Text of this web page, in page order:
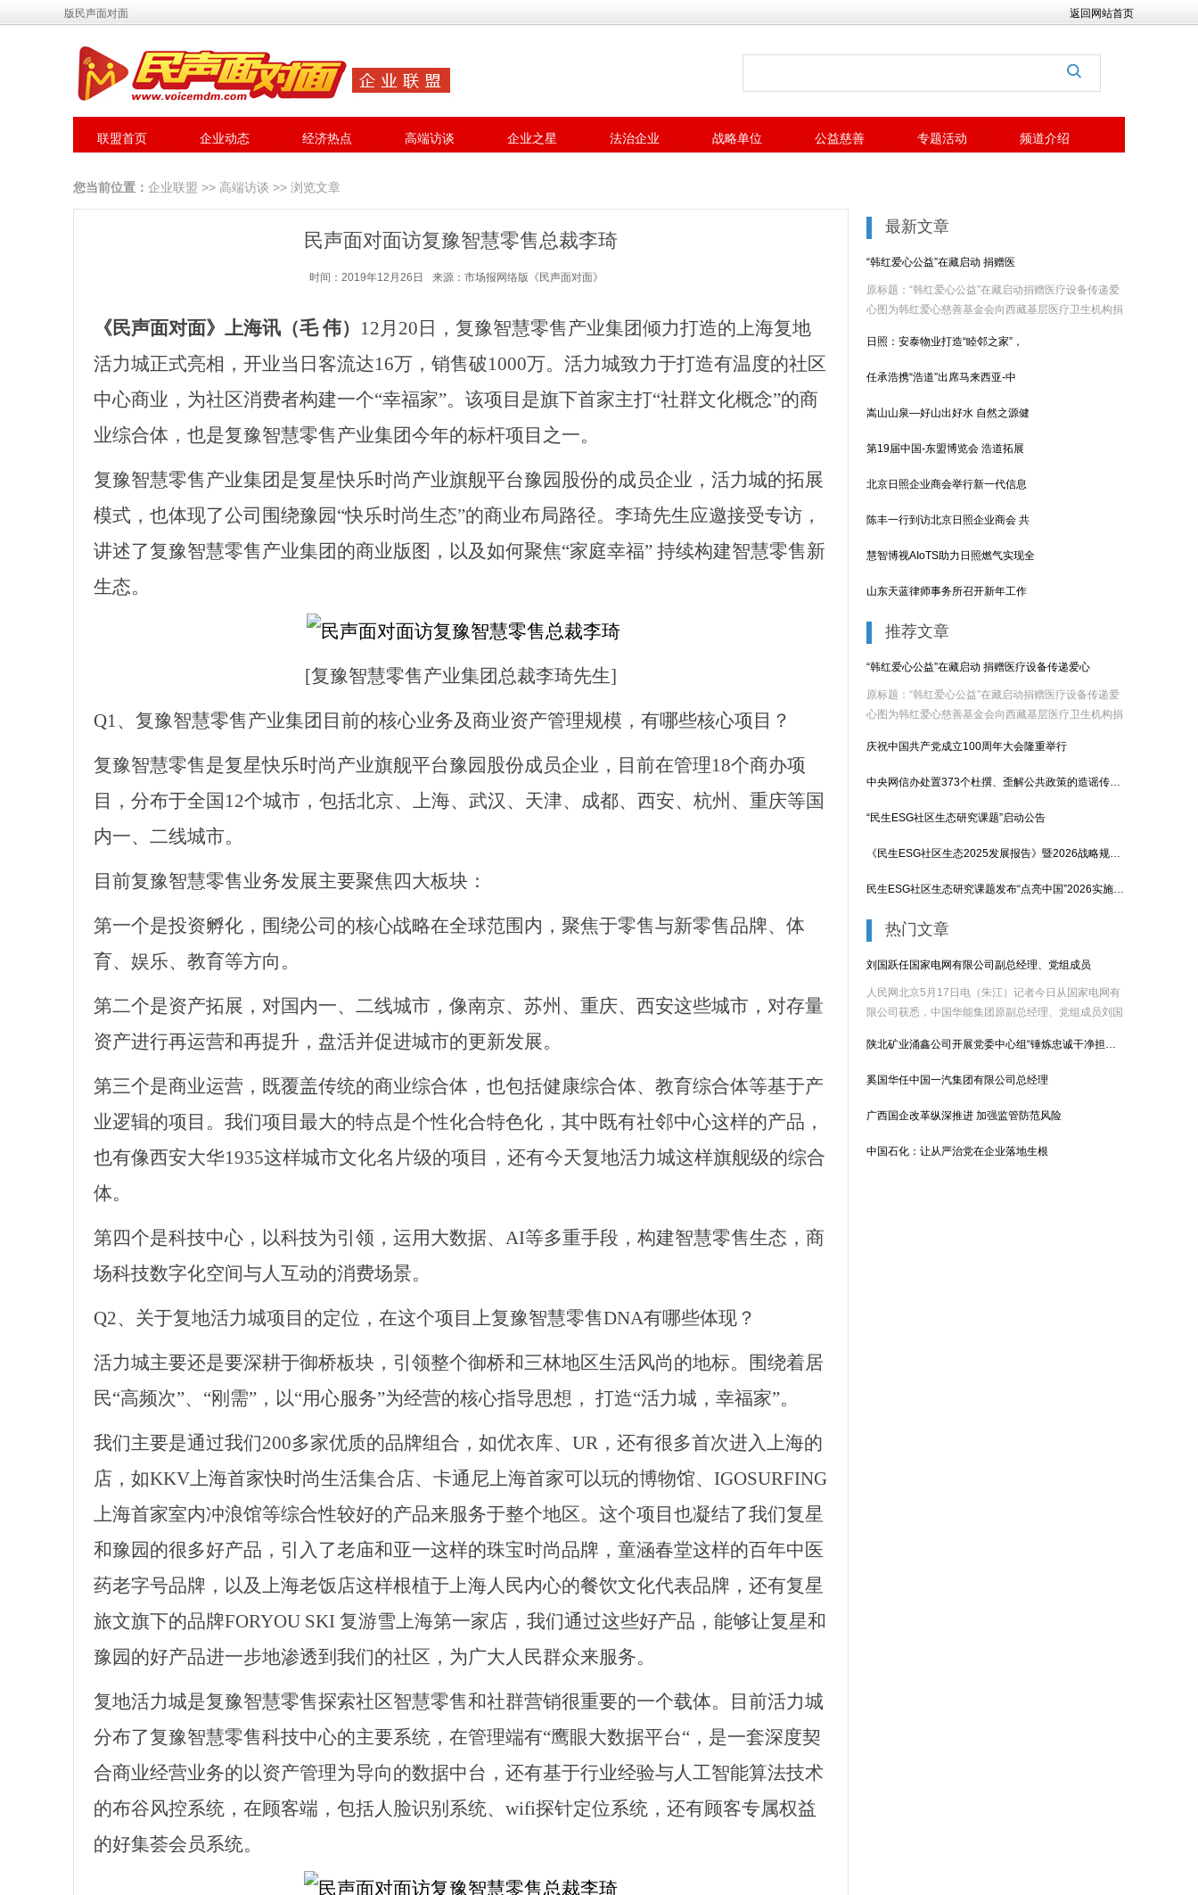
版民声面对面 返回网站首页
联盟首页 企业动态 经济热点 高端访谈 企业之星 法治企业 战略单位 公益慈善 专题活动 频道介绍
您当前位置： 企业联盟 >> 高端访谈 >> 浏览文章
民声面对面访复豫智慧零售总裁李琦
时间：2019年12月26日 来源：市场报网络版《民声面对面》
《民声面对面》上海讯（毛 伟） 12月20日，复豫智慧零售产业集团倾力打造的上海复地
活力城正式亮相，开业当日客流达16万，销售破1000万。活力城致力于打造有温度的社区
中心商业，为社区消费者构建一个“幸福家”。该项目是旗下首家主打“社群文化概念”的商
业综合体，也是复豫智慧零售产业集团今年的标杆项目之一。
复豫智慧零售产业集团是复星快乐时尚产业旗舰平台豫园股份的成员企业，活力城的拓展
模式，也体现了公司围绕豫园“快乐时尚生态”的商业布局路径。李琦先生应邀接受专访，
讲述了复豫智慧零售产业集团的商业版图，以及如何聚焦“家庭幸福” 持续构建智慧零售新
生态。
[复豫智慧零售产业集团总裁李琦先生]
Q1、复豫智慧零售产业集团目前的核心业务及商业资产管理规模，有哪些核心项目？
复豫智慧零售是复星快乐时尚产业旗舰平台豫园股份成员企业，目前在管理18个商办项
目，分布于全国12个城市，包括北京、上海、武汉、天津、成都、西安、杭州、重庆等国
内一、二线城市。
目前复豫智慧零售业务发展主要聚焦四大板块：
第一个是投资孵化，围绕公司的核心战略在全球范围内，聚焦于零售与新零售品牌、体
育、娱乐、教育等方向。
第二个是资产拓展，对国内一、二线城市，像南京、苏州、重庆、西安这些城市，对存量
资产进行再运营和再提升，盘活并促进城市的更新发展。
第三个是商业运营，既覆盖传统的商业综合体，也包括健康综合体、教育综合体等基于产
业逻辑的项目。我们项目最大的特点是个性化合特色化，其中既有社邻中心这样的产品，
也有像西安大华1935这样城市文化名片级的项目，还有今天复地活力城这样旗舰级的综合
体。
第四个是科技中心，以科技为引领，运用大数据、 AI等多重手段，构建智慧零售生态，商
场科技数字化空间与人互动的消费场景。
Q2、关于复地活力城项目的定位，在这个项目上复豫智慧零售DNA有哪些体现？
活力城主要还是要深耕于御桥板块，引领整个御桥和三林地区生活风尚的地标。围绕着居
民“高频次”、“刚需”，以“用心服务”为经营的核心指导思想， 打造“活力城，幸福家”。
我们主要是通过我们200多家优质的品牌组合，如优衣库、UR，还有很多首次进入上海的
店，如KKV上海首家快时尚生活集合店、卡通尼上海首家可以玩的博物馆、IGOSURFING
上海首家室内冲浪馆等综合性较好的产品来服务于整个地区。这个项目也凝结了我们复星
和豫园的很多好产品，引入了老庙和亚一这样的珠宝时尚品牌，童涵春堂这样的百年中医
药老字号品牌，以及上海老饭店这样根植于上海人民内心的餐饮文化代表品牌，还有复星
旅文旗下的品牌FORYOU SKI 复游雪上海第一家店，我们通过这些好产品，能够让复星和
豫园的好产品进一步地渗透到我们的社区，为广大人民群众来服务。
复地活力城是复豫智慧零售探索社区智慧零售和社群营销很重要的一个载体。目前活力城
分布了复豫智慧零售科技中心的主要系统，在管理端有“鹰眼大数据平台“，是一套深度契
合商业经营业务的以资产管理为导向的数据中台，还有基于行业经验与人工智能算法技术
的布谷风控系统，在顾客端，包括人脸识别系统、wifi探针定位系统，还有顾客专属权益
的好集荟会员系统。
最新文章
“韩红爱心公益”在藏启动 捐赠医
原标题：“韩红爱心公益”在藏启动捐赠医疗设备传递爱
心图为韩红爱心慈善基金会向西藏基层医疗卫生机构捐
日照：安泰物业打造“睦邻之家”，
任承浩携“浩道”出席马来西亚-中
嵩山山泉—好山出好水 自然之源健
第19届中国-东盟博览会 浩道拓展
北京日照企业商会举行新一代信息
陈丰一行到访北京日照企业商会 共
慧智博视AIoTS助力日照燃气实现全
山东天蓝律师事务所召开新年工作
推荐文章
“韩红爱心公益”在藏启动 捐赠医疗设备传递爱心
原标题：“韩红爱心公益”在藏启动捐赠医疗设备传递爱
心图为韩红爱心慈善基金会向西藏基层医疗卫生机构捐
庆祝中国共产党成立100周年大会隆重举行
中央网信办处置373个杜撰、歪解公共政策的造谣传谣账号
“民生ESG社区生态研究课题”启动公告
《民生ESG社区生态2025发展报告》暨2026战略规划发布会在京举行
民生ESG社区生态研究课题发布“点亮中国”2026实施战略
热门文章
刘国跃任国家电网有限公司副总经理、党组成员
人民网北京5月17日电（朱江）记者今日从国家电网有
限公司获悉，中国华能集团原副总经理、党组成员刘国
陕北矿业涌鑫公司开展党委中心组“锤炼忠诚干净担当的政治品格”
奚国华任中国一汽集团有限公司总经理
广西国企改革纵深推进 加强监管防范风险
中国石化：让从严治党在企业落地生根